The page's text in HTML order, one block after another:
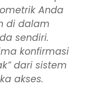
Anda
di dalam
sendiri.
konfirmasi
dari sistem
akses.